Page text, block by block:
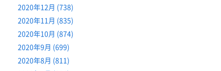
2020年12月 (738)
2020年11月 (835)
2020年10月 (874)
2020年9月 (699)
2020年8月 (811)